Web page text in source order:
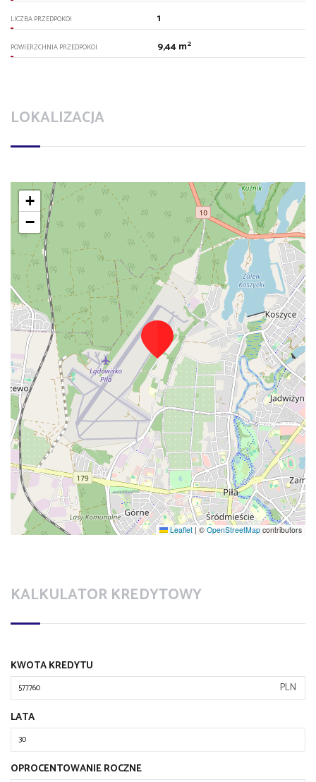
LICZBA PRZEDPOKOI 1
POWIERZCHNIA PRZEDPOKOI 9,44 m2
LOKALIZACJA
+
−
Leaflet | ©OpenStreetMap contributors
KALKULATOR KREDYTOWY
KWOTA KREDYTU
PLN
LATA
OPROCENTOWANIE ROCZNE